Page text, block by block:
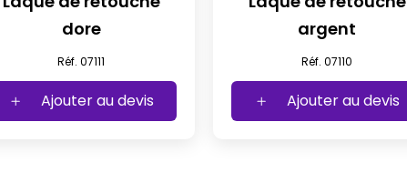
dore
Réf. 07111
Ajouter au devis
argent
Réf. 07110
Ajouter au devis